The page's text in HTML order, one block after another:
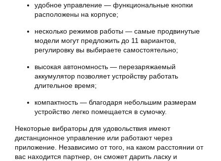
удобное управление — функциональные кнопки
расположены на корпусе;
несколько режимов работы — самые продвинутые
модели могут предложить до 11 вариантов,
регулировку вы выбираете самостоятельно;
высокая автономность — перезаряжаемый
аккумулятор позволяет устройству работать
длительное время;
компактность — благодаря небольшим размерам
устройство легко помещается в сумочку.
Некоторые вибраторы для удовольствия имеют
дистанционное управление или работают через
приложение. Независимо от того, на каком расстоянии от
вас находится партнер, он сможет дарить ласку и